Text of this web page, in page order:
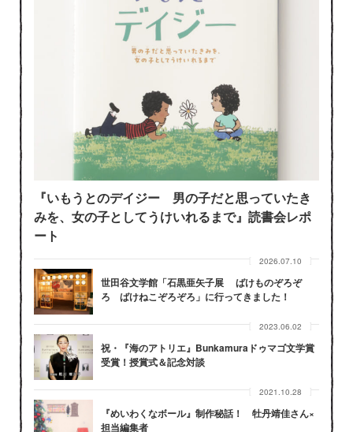
『いもうとのデイジー 男の子だと思っていたき
みを、女の子としてうけいれるまで』読書会レポ
ート
2026.07.10
世田谷文学館「石黒亜矢子展 ばけものぞろぞ
ろ ばけねこぞろぞろ」に行ってきました！
2023.06.02
祝・『海のアトリエ』Bunkamuraドゥマゴ文学賞
受賞！授賞式＆記念対談
2021.10.28
『めいわくなボール』制作秘話！ 牡丹靖佳さん×
担当編集者